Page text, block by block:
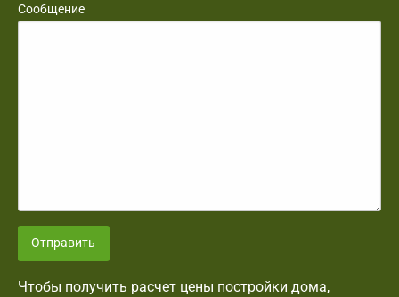
Сообщение
Отправить
Чтобы получить расчет цены постройки дома,